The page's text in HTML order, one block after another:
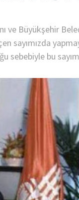
ve Büyükşehir
sayımızda
sebebiyle bu